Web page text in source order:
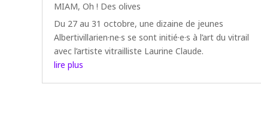
MIAM, Oh ! Des olives
Du 27 au 31 octobre, une dizaine de jeunes
Albertivillarien·ne·s se sont initié·e·s à l’art du vitrail
avec l’artiste vitrailliste Laurine Claude.
lire plus